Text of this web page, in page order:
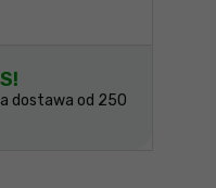
dostawa od 250